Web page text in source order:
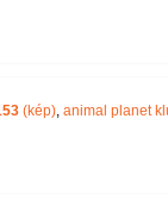
(kép), animal planet